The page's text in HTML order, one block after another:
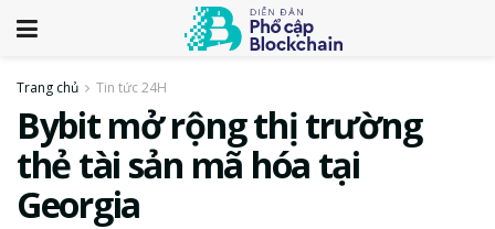
Trang chủ Tin tức 24H
Bybit mở rộng thị trường
thẻ tài sản mã hóa tại
Georgia